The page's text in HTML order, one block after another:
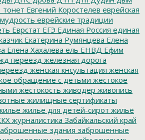
Евгений Коростелев еврейская
еврейские традиции
Еврстат ЕГЭ Единая Россия единая
Екатерина Румянцева Елена
Елена Хахалева ель ЕНВД Ефим
переезд железная дорога
женская кнсультация женская
обращение с детьми жестокое
жестокость живодер живопись
жилищные сертификаты
жилье для детей-сирот жильё
журналистика Забайкальский край
здания заброшенные